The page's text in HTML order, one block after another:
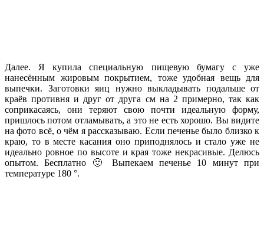
Далее. Я купила специальную пищевую бумагу с уже
нанесённым жировым покрытием, тоже удобная вещь для
выпечки. Заготовки яиц нужно выкладывать подальше от
краёв противня и друг от друга см на 2 примерно, так как
соприкасаясь, они теряют свою почти идеальную форму,
пришлось потом отламывать, а это не есть хорошо. Вы видите
на фото всё, о чём я рассказываю. Если печенье было близко к
краю, то в месте касания оно приподнялось и стало уже не
идеально ровное по высоте и края тоже некрасивые. Делюсь
опытом. Бесплатно 🙂 Выпекаем печенье 10 минут при
температуре 180 °.